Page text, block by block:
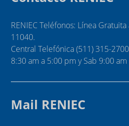
RENIEC Teléfonos: Línea
11040.
Central Telefónica (511) 315-
8:30 am a 5:00 pm y Sab 9:00
Mail RENIEC